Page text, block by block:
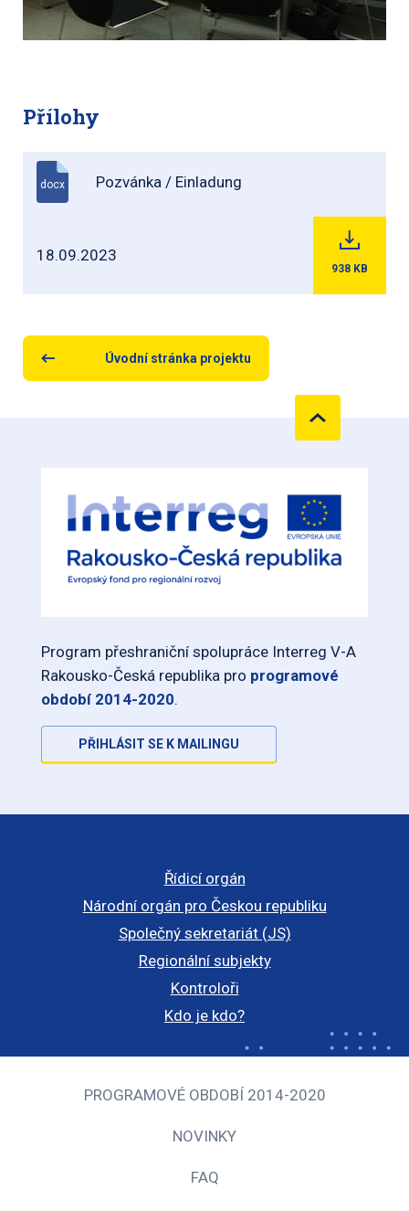
Přílohy
docx Pozvánka / Einladung
18.09.2023
938 KB
Úvodní stránka projektu
Program přeshraniční spolupráce Interreg V-A
Rakousko-Česká republika pro programové
období 2014-2020.
PŘIHLÁSIT SE K MAILINGU
Řídicí orgán
Národní orgán pro Českou republiku
Společný sekretariát (JS)
Regionální subjekty
Kontroloři
Kdo je kdo?
PROGRAMOVÉ OBDOBÍ 2014-2020
NOVINKY
FAQ